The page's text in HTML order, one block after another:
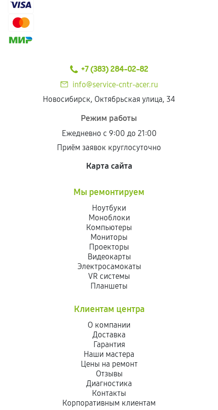
+7 (383) 284-02-82
info@service-cntr-acer.ru
Новосибирск, Октябрьская улица, 34
Режим работы
Ежедневно с 9:00 до 21:00
Приём заявок круглосуточно
Карта сайта
Мы ремонтируем
Ноутбуки
Моноблоки
Компьютеры
Мониторы
Проекторы
Видеокарты
Электросамокаты
VR системы
Планшеты
Клиентам центра
О компании
Доставка
Гарантия
Наши мастера
Цены на ремонт
Отзывы
Диагностика
Контакты
Корпоративным клиентам